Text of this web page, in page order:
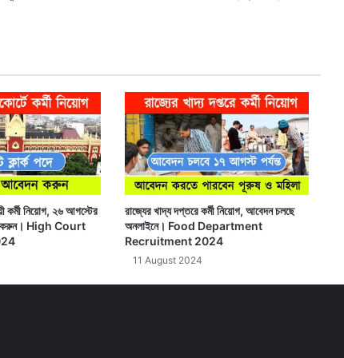
কর্মী নিয়োগ, ২৬ আগস্টের
করুন। High Court
রাজ্যের খাদ্য দপ্তরে কর্মী নিয়োগ, আবেদন চলছে
অনলাইনে। Food Department
Recruitment 2024
11 August 2024